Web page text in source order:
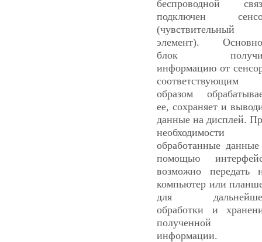
беспроводной
подключен
(чувствительный
элемент).
блок
информацию от
соответствующим
образом
ее, сохраняет и
данные на дисплей.
необходимости
обработанные
помощью
возможно передать
компьютер или
для
обработки и
полученной
информации.